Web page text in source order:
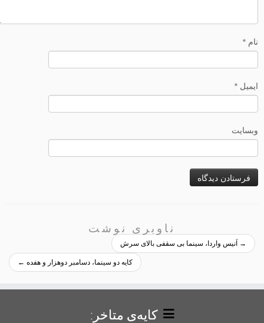
نام *
ایمیل *
وبسایت
→اَنیس واردا، سینما بی سقفی بالای سرش
کایه دو سینما، دسامبر دوهزار و هفده←
کایه‌ی متاخر: